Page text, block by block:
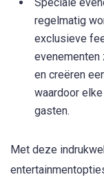
regelmatig
exclusieve
en creëren
waardoor
gasten.
Met deze